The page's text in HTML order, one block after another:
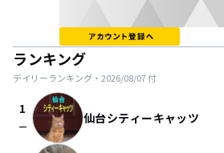
ランキング
デイリーランキング・ 2026/08/07付
1
check_indeterminate_small 仙台シティーキャッツ